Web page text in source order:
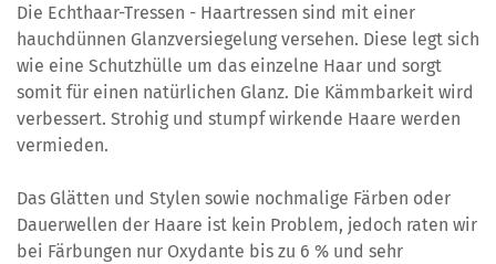
Die Echthaar-Tressen - Haartressen sind mit einer
hauchdünnen Glanzversiegelung versehen. Diese legt sich
wie eine Schutzhülle um das einzelne Haar und sorgt
somit für einen natürlichen Glanz. Die Kämmbarkeit wird
verbessert. Strohig und stumpf wirkende Haare werden
vermieden.
Das Glätten und Stylen sowie nochmalige Färben oder
Dauerwellen der Haare ist kein Problem, jedoch raten wir
bei Färbungen nur Oxydante bis zu 6 % und sehr